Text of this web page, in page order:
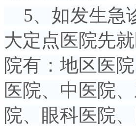
5、如发生急
大定点医院先
院有：地区医
医院、中医院
院、眼科医院